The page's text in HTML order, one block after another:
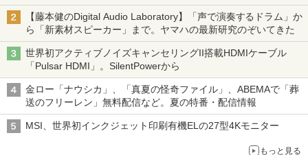
【藤本健のDigital Audio Laboratory】「声で演奏するドラム」か
ら「新素材スピーカー」まで。ヤマハの最新研究のぞいてきた
世界初アクティブノイズキャンセリングII搭載HDMIケーブル
「Pulsar HDMI」。SilentPowerから
金ロー「ナウシカ」、「真夏の怪奇ファイル」、ABEMAで「葬
送のフリーレン」無料配信など。夏の特番・配信情報
MSI、世界初インクジェット印刷有機ELの27型4Kモニター
もっと見る